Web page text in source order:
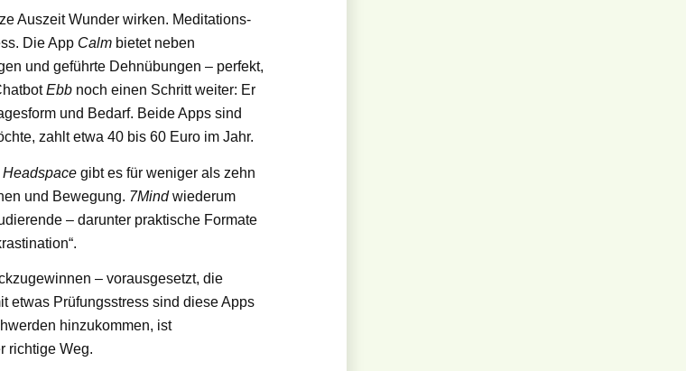
Auszeit Wunder wirken. Meditations-
Die App Calm bietet neben
und geführte Dehnübungen – perfekt,
Ebb noch einen Schritt weiter: Er
und Bedarf. Beide Apps sind
zahlt etwa 40 bis 60 Euro im Jahr.
Headspace gibt es für weniger als zehn
und Bewegung. 7Mindwiederum
– darunter praktische Formate
– vorausgesetzt, die
etwas Prüfungsstress sind diese Apps
hinzukommen, ist
richtige Weg.